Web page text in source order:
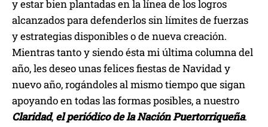
y estar bien plantadas en la línea de los logros
alcanzados para defenderlos sin límites de fuerzas
y estrategias disponibles o de nueva creación.
Mientras tanto y siendo ésta mi última columna del
año, les deseo unas felices fiestas de Navidad y
nuevo año, rogándoles al mismo tiempo que sigan
apoyando en todas las formas posibles, a nuestro
Claridad, el periódico de la Nación Puertorriqueña.